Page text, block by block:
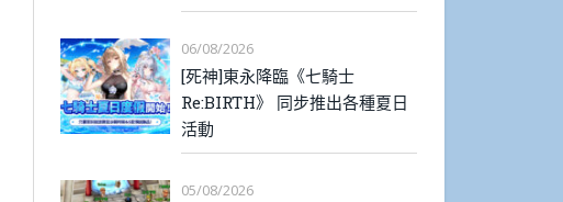
06/08/2026
[死神]東永降臨《七騎士
Re:BIRTH》 同步推出各種夏日
活動
05/08/2026